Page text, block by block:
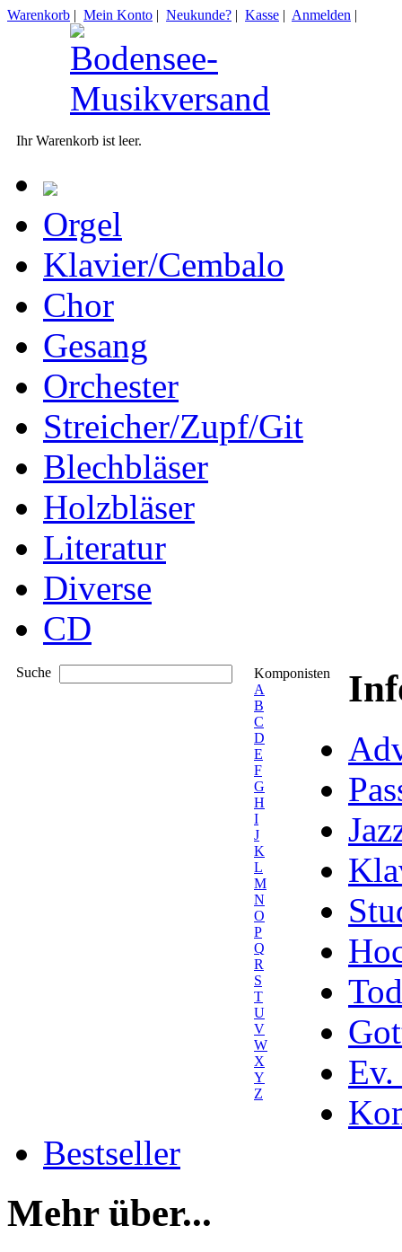
Warenkorb | Mein Konto | Neukunde? | Kasse | Anmelden |
Ihr Warenkorb ist leer.
Orgel
Klavier/Cembalo
Chor
Gesang
Orchester
Streicher/Zupf/Git
Blechbläser
Holzbläser
Literatur
Diverse
CD
Suche
Komponisten
A
B
C
D
E
F
G
H
I
J
K
L
M
N
O
P
Q
R
S
T
U
V
W
X
Y
Z
Ev.
Bestseller
Mehr über...